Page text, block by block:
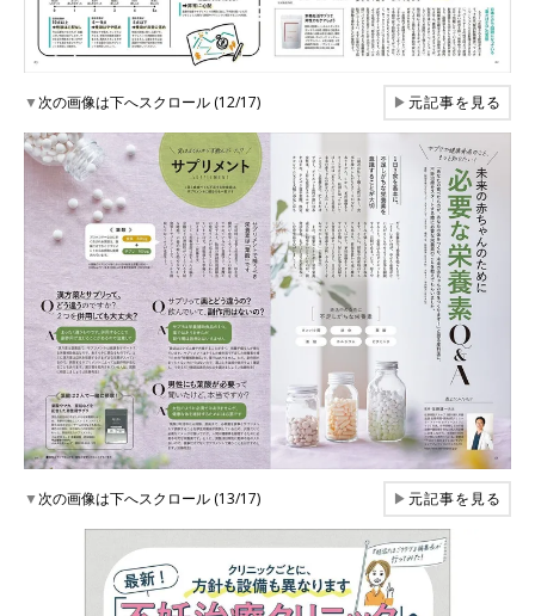
▼次の画像は下へスクロール (12/17) ▶元記事を見る
▼次の画像は下へスクロール (13/17) ▶元記事を見る